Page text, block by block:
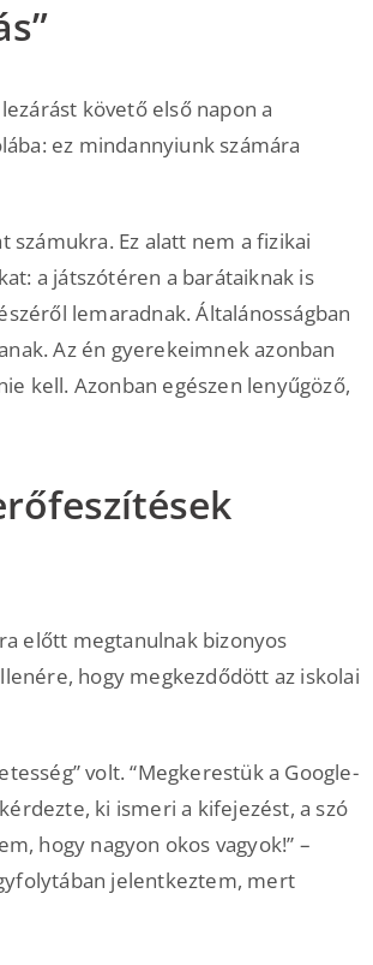
követő első napon a
ez mindannyiunk számára
számukra. Ez alatt nem a fizikai
a játszótéren a barátaiknak is
lemaradnak. Általánosságban
Az én gyerekeimnek azonban
kell. Azonban egészen lenyűgöző,
előtt megtanulnak bizonyos
hogy megkezdődött az iskolai
volt. “Megkerestük a Google-
ki ismeri a kifejezést, a szó
hogy nagyon okos vagyok!” –
jelentkeztem, mert